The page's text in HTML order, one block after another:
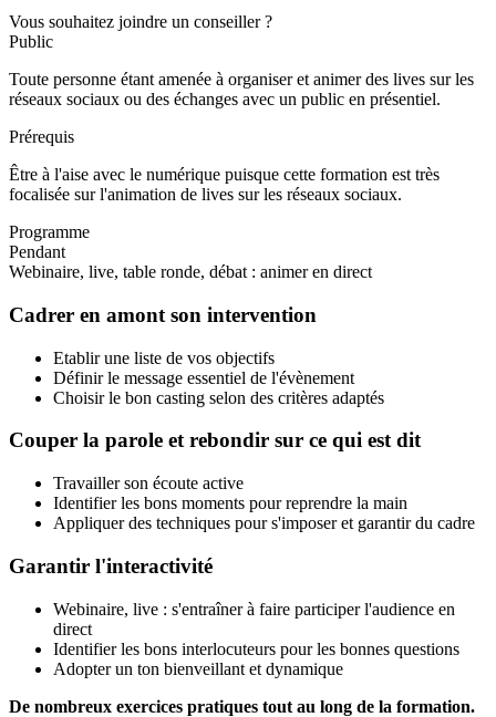
Vous souhaitez joindre un conseiller ?
Public
Toute personne étant amenée à organiser et animer des lives sur les
réseaux sociaux ou des échanges avec un public en présentiel.
Prérequis
Être à l'aise avec le numérique puisque cette formation est très
focalisée sur l'animation de lives sur les réseaux sociaux.
Programme
Pendant
Webinaire, live, table ronde, débat : animer en direct
Cadrer en amont son intervention
Etablir une liste de vos objectifs
Définir le message essentiel de l'évènement
Choisir le bon casting selon des critères adaptés
Couper la parole et rebondir sur ce qui est dit
Travailler son écoute active
Identifier les bons moments pour reprendre la main
Appliquer des techniques pour s'imposer et garantir du cadre
Garantir l'interactivité
Webinaire, live : s'entraîner à faire participer l'audience en
direct
Identifier les bons interlocuteurs pour les bonnes questions
Adopter un ton bienveillant et dynamique
De nombreux exercices pratiques tout au long de la formation.